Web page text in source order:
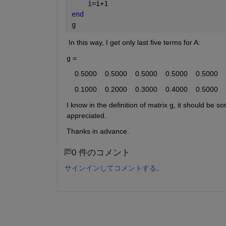
    i=i+1
end
g
In this way, I get only last five terms for A:
g =
    0.5000    0.5000    0.5000    0.5000    0.5000
    0.1000    0.2000    0.3000    0.4000    0.5000
I know in the definition of matrix g, it should be
appreciated.
Thanks in advance.
0 件のコメント
サインインしてコメントする。